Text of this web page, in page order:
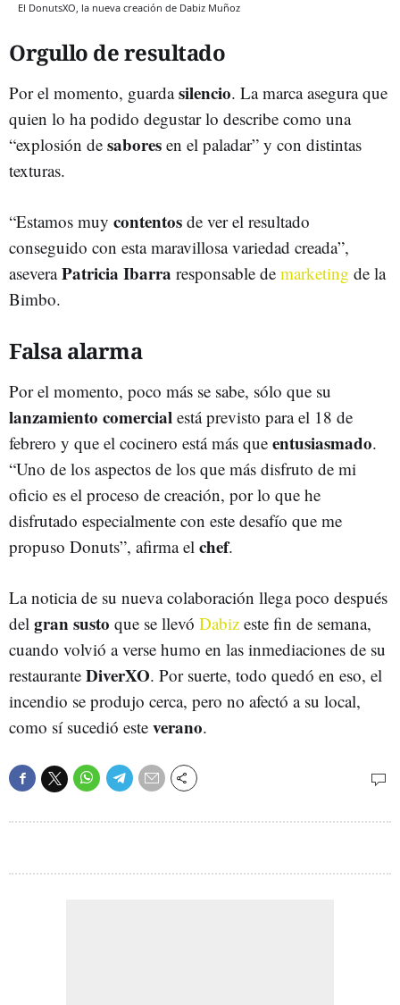
El DonutsXO, la nueva creación de Dabiz Muñoz
Orgullo de resultado
Por el momento, guardasilencio. La marca asegura que
quien lo ha podido degustar lo describe como una
“explosión de sabores en el paladar” y con distintas
texturas.
“Estamos muy contentos de ver el resultado
conseguido con esta maravillosa variedad creada”,
aseveraPatricia Ibarra responsable de marketing de la
Bimbo.
Falsa alarma
Por el momento, poco más se sabe, sólo que su
lanzamiento comercial está previsto para el 18 de
febrero y que el cocinero está más que entusiasmado.
“Uno de los aspectos de los que más disfruto de mi
oficio es el proceso de creación, por lo que he
disfrutado especialmente con este desafío que me
propuso Donuts”, afirma el chef.
La noticia de su nueva colaboración llega poco después
del gran susto que se llevó Dabiz este fin de semana,
cuando volvió a verse humo en las inmediaciones de su
restaurante DiverXO. Por suerte, todo quedó en eso, el
incendio se produjo cerca, pero no afectó a su local,
como sí sucedió este verano.